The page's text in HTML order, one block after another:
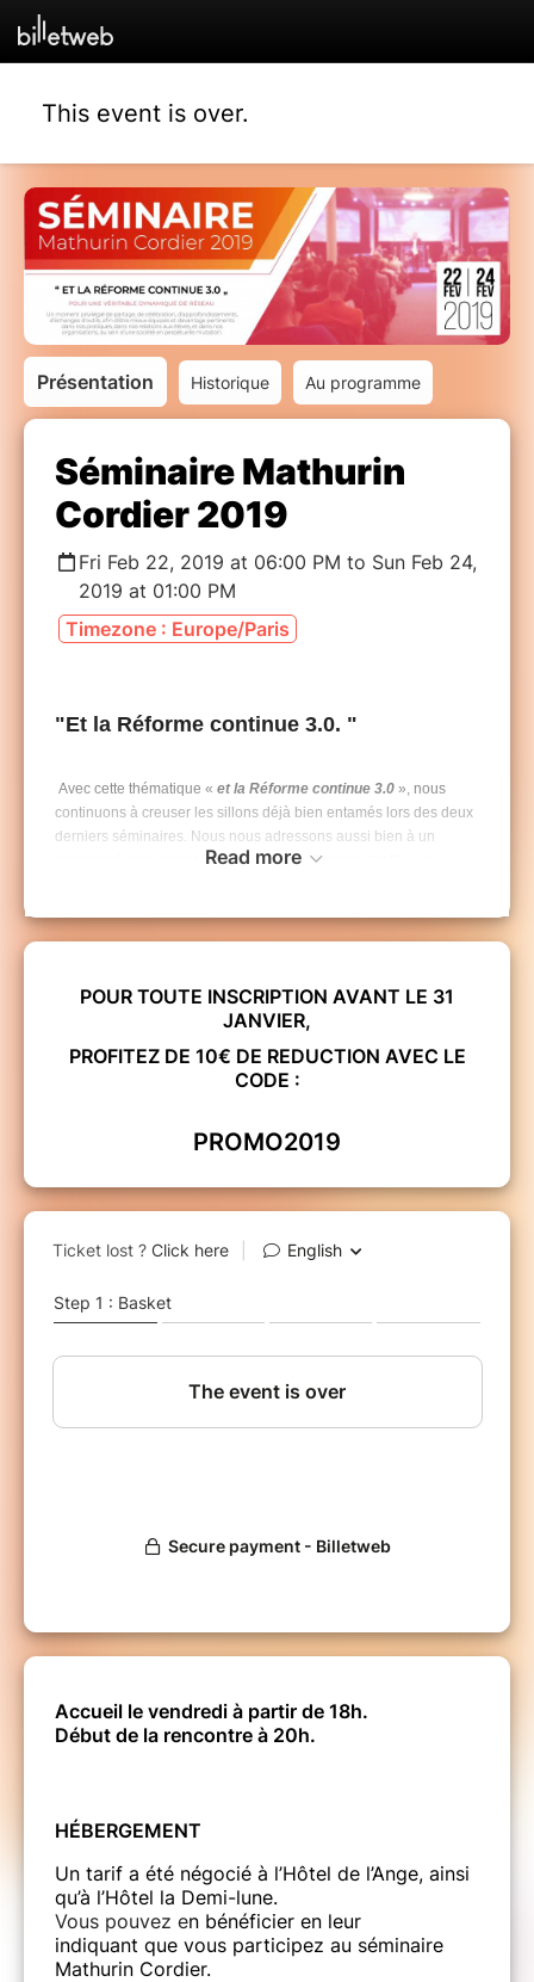
This event is over.
Présentation Historique Au programme
Séminaire Mathurin
Cordier 2019
Fri Feb 22, 2019 at 06:00 PM to Sun Feb 24,
2019 at 01:00 PM
Timezone : Europe/Paris
"Et la Réforme continue 3.0. "
Avec cette thématique « et la Réforme continue 3.0 », nous
continuons à creuser les sillons déjà bien entamés lors des deux
derniers séminaires. Nous nous adressons aussi bien à un
personnel enseignant qu’à un personnel administratif ou aux
équipés et davantage pertinents dans nos pratiques, dans nos
relations aux élèves, et dans nos organisations, au sein d’une
société en perpétuelle mutation.
Nous désirons également qu’à l’occasion de ce séminaire la
du Réseau Mathurin Cordier France se mette en place. Ces
pédagogie, des finances, du développement économique, de la
législation, des différentes normes de bâtiment, de la
suivi des écoles… une véritable dynamique de réseau.
Alors bienvenue au séminaire Mathurin Cordier 2019 !
Mathurin Cordier France
Read more
POUR TOUTE INSCRIPTION AVANT LE 31
JANVIER,
PROFITEZ DE 10€ DE REDUCTION AVEC LE
CODE :
PROMO2019
Accueil le vendredi à partir de 18h.
​​​​​​​Début de la rencontre à 20h.
HÉBERGEMENT
Un tarif a été négocié à l’Hôtel de l’Ange, ainsi
qu’à l’Hôtel la Demi-lune.
Vous pouvez en bénéficier en leur
indiquant que vous participez au séminaire
Mathurin Cordier.